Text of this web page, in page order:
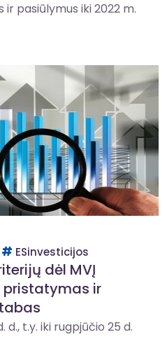
pasiūlymus iki 2022 m.
ESinvesticijos
dėl MVĮ
ir
t.y. iki rugpjūčio 25 d.